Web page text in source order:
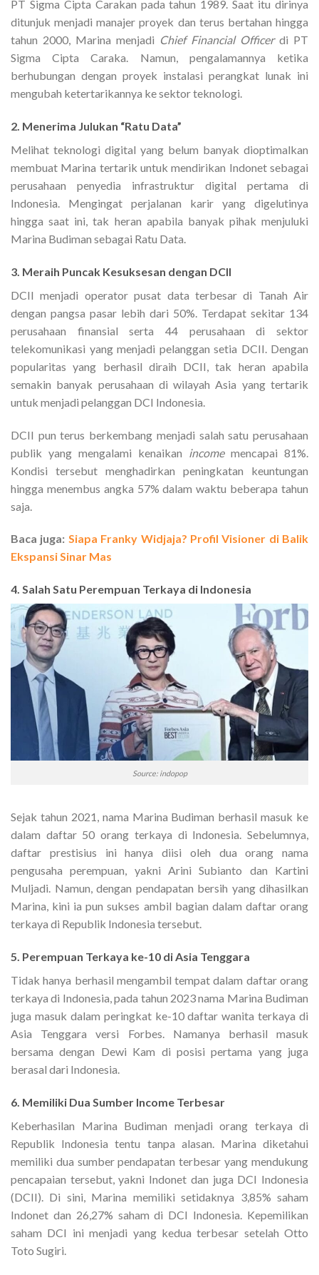
PT Sigma Cipta Carakan pada tahun 1989. Saat itu dirinya
ditunjuk menjadi manajer proyek dan terus bertahan hingga
tahun 2000, Marina menjadi Chief Financial Officerdi PT
Sigma Cipta Caraka. Namun, pengalamannya ketika
berhubungan dengan proyek instalasi perangkat lunak ini
mengubah ketertarikannya ke sektor teknologi.
2. Menerima Julukan “Ratu Data”
Melihat teknologi digital yang belum banyak dioptimalkan
membuat Marina tertarik untuk mendirikan Indonet sebagai
perusahaan penyedia infrastruktur digital pertama di
Indonesia. Mengingat perjalanan karir yang digelutinya
hingga saat ini, tak heran apabila banyak pihak menjuluki
Marina Budiman sebagai Ratu Data.
3. Meraih Puncak Kesuksesan dengan DCII
DCII menjadi operator pusat data terbesar di Tanah Air
dengan pangsa pasar lebih dari 50%. Terdapat sekitar 134
perusahaan finansial serta 44 perusahaan di sektor
telekomunikasi yang menjadi pelanggan setia DCII. Dengan
popularitas yang berhasil diraih DCII, tak heran apabila
semakin banyak perusahaan di wilayah Asia yang tertarik
untuk menjadi pelanggan DCI Indonesia.
DCII pun terus berkembang menjadi salah satu perusahaan
publik yang mengalami kenaikan
income mencapai 81%.
Kondisi tersebut menghadirkan peningkatan keuntungan
hingga menembus angka 57% dalam waktu beberapa tahun
saja.
Baca juga: Siapa Franky Widjaja? Profil Visioner di Balik
Ekspansi Sinar Mas
4. Salah Satu Perempuan Terkaya di Indonesia
Source: indopop
Sejak tahun 2021, nama Marina Budiman berhasil masuk ke
dalam daftar 50 orang terkaya di Indonesia. Sebelumnya,
daftar prestisius ini hanya diisi oleh dua orang nama
pengusaha perempuan, yakni Arini Subianto dan Kartini
Muljadi. Namun, dengan pendapatan bersih yang dihasilkan
Marina, kini ia pun sukses ambil bagian dalam daftar orang
terkaya di Republik Indonesia tersebut.
5. Perempuan Terkaya ke-10 di Asia Tenggara
Tidak hanya berhasil mengambil tempat dalam daftar orang
terkaya di Indonesia, pada tahun 2023 nama Marina Budiman
juga masuk dalam peringkat ke-10 daftar wanita terkaya di
Asia Tenggara versi Forbes. Namanya berhasil masuk
bersama dengan Dewi Kam di posisi pertama yang juga
berasal dari Indonesia.
6. Memiliki Dua Sumber Income Terbesar
Keberhasilan Marina Budiman menjadi orang terkaya di
Republik Indonesia tentu tanpa alasan. Marina diketahui
memiliki dua sumber pendapatan terbesar yang mendukung
pencapaian tersebut, yakni Indonet dan juga DCI Indonesia
(DCII). Di sini, Marina memiliki setidaknya 3,85% saham
Indonet dan 26,27% saham di DCI Indonesia. Kepemilikan
saham DCI ini menjadi yang kedua terbesar setelah Otto
Toto Sugiri.